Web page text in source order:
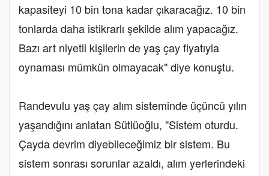
kapasiteyi 10 bin tona kadar çıkaracağız. 10 bin
tonlarda daha istikrarlı şekilde alım yapacağız.
Bazı art niyetli kişilerin de yaş çay fiyatıyla
oynaması mümkün olmayacak" diye konuştu.
Randevulu yaş çay alım sisteminde üçüncü yılın
yaşandığını anlatan Sütlüoğlu, "Sistem oturdu.
Çayda devrim diyebileceğimiz bir sistem. Bu
sistem sonrası sorunlar azaldı, alım yerlerindeki